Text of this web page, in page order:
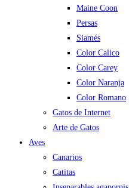
Maine Coon
Persas
Siamés
Color Calico
Color Carey
Color Naranja
Color Romano
Gatos de Internet
Arte de Gatos
Aves
Canarios
Catitas